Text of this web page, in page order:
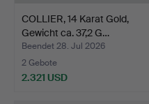
COLLIER, 14 Karat Gold,
Gewicht ca. 37,2 G…
Beendet 28. Jul 2026
2 Gebote
2.321 USD